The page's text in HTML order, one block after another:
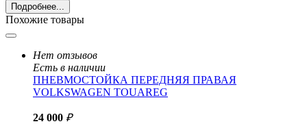
Подробнее...
Похожие товары
Нет отзывов
Есть в наличии
ПНЕВМОСТОЙКА ПЕРЕДНЯЯ ПРАВАЯ
VOLKSWAGEN TOUAREG
24 000 ₽